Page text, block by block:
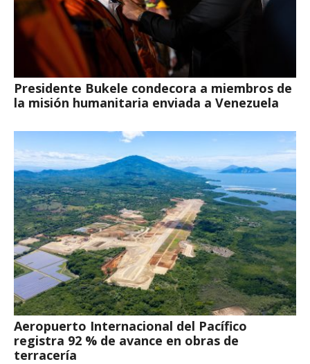
Presidente Bukele condecora a miembros de
la misión humanitaria enviada a Venezuela
Aeropuerto Internacional del Pacífico
registra 92 % de avance en obras de
terracería